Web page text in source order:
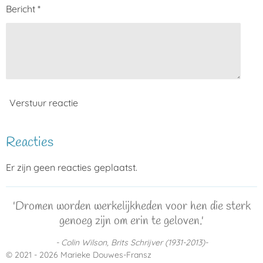
Bericht *
Verstuur reactie
Reacties
Er zijn geen reacties geplaatst.
'Dromen worden werkelijkheden voor hen die sterk
genoeg zijn om erin te geloven.'
- Colin Wilson, Brits Schrijver (1931-2013)-
© 2021 - 2026 Marieke Douwes-Fransz